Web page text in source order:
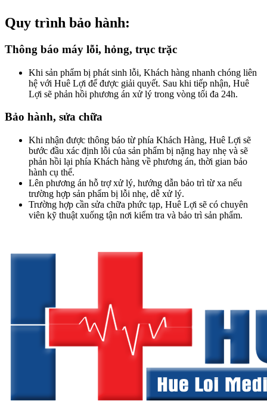
Quy trình bảo hành:
Thông báo máy lỗi, hỏng, trục trặc
Khi sản phẩm bị phát sinh lỗi, Khách hàng nhanh chóng liên
hệ với Huê Lợi để được giải quyết. Sau khi tiếp nhận, Huê
Lợi sẽ phản hồi phương án xử lý trong vòng tối đa 24h.
Bảo hành, sửa chữa
Khi nhận được thông báo từ phía Khách Hàng, Huê Lợi sẽ
bước đầu xác định lỗi của sản phẩm bị nặng hay nhẹ và sẽ
phản hồi lại phía Khách hàng về phương án, thời gian bảo
hành cụ thể.
Lên phương án hỗ trợ xử lý, hướng dẫn bảo trì từ xa nếu
trường hợp sản phẩm bị lỗi nhẹ, dễ xử lý.
Trường hợp cần sửa chữa phức tạp, Huê Lợi sẽ có chuyên
viên kỹ thuật xuống tận nơi kiểm tra và bảo trì sản phẩm.